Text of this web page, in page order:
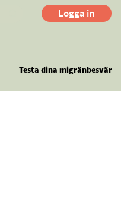
Logga in
Testa dina migränbesvär